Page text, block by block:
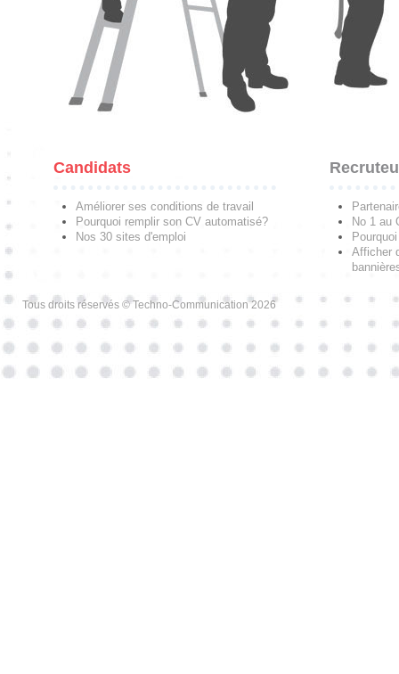
Candidats
Améliorer ses conditions de travail
Pourquoi remplir son CV automatisé?
Nos 30 sites d'emploi
No 1 au
Afficher
Tous droits réservés © Techno-Communication 2026